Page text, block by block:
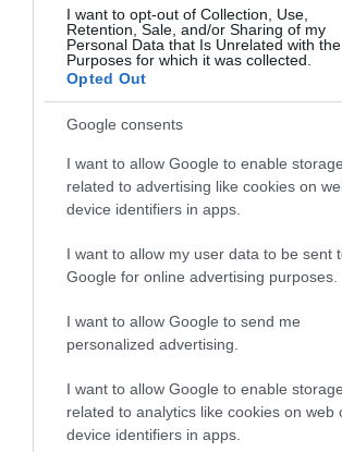
I want to opt-out of Collection, Use,
Retention, Sale, and/or Sharing of my
Personal Data that Is Unrelated with the
Purposes for which it was collected.
Opted Out
Google consents
I want to allow Google to enable storage
related to advertising like cookies on
device identifiers in apps.
I want to allow my user data to be sent
Google for online advertising purposes.
I want to allow Google to send me
personalized advertising.
I want to allow Google to enable storage
related to analytics like cookies on web
device identifiers in apps.
ELŐZŐ CIKK
NEM MOST KEZDŐDÖTT A ROVAROK
MUTATJÁK, MIKOR HALKULT EL